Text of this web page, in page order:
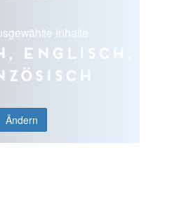
Inhalte
Englisch,
Ändern